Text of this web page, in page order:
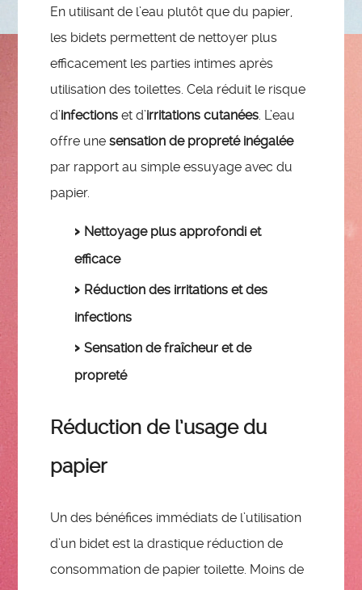
En utilisant de l’eau plutôt que du papier,
les bidets permettent de nettoyer plus
efficacement les parties intimes après
utilisation des toilettes. Cela réduit le risque
d’infections et d’irritations cutanées. L’eau
offre unesensation de propreté inégalée
par rapport au simple essuyage avec du
papier.
Nettoyage plus approfondi et
efficace
Réduction des irritations et des
infections
Sensation de fraîcheur et de
propreté
Réduction de l’usage du
papier
Un des bénéfices immédiats de l’utilisation
d’un bidet est la drastique réduction de
consommation de papier toilette. Moins de